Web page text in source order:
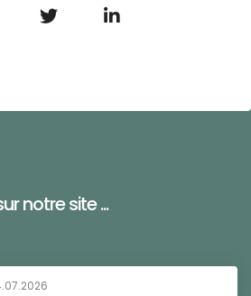
notre site ...